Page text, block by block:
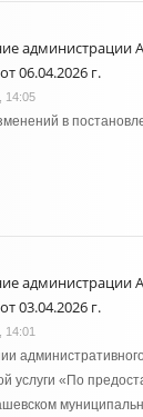
06.04.2026 г.
14:05
в
03.04.2026 г.
14:01
услуги «По